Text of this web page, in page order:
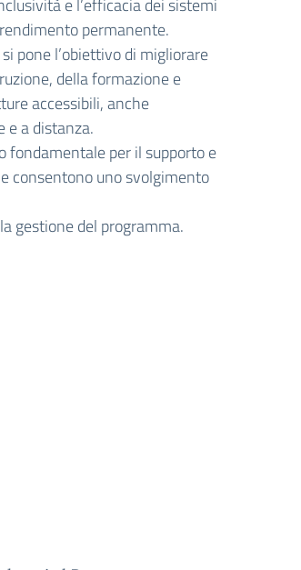
e l’efficacia dei sistemi
permanente.
si pone l’obiettivo di migliorare
della formazione e
accessibili, anche
e a distanza.
fondamentale per il supporto e
consentono uno svolgimento
gestione del programma.